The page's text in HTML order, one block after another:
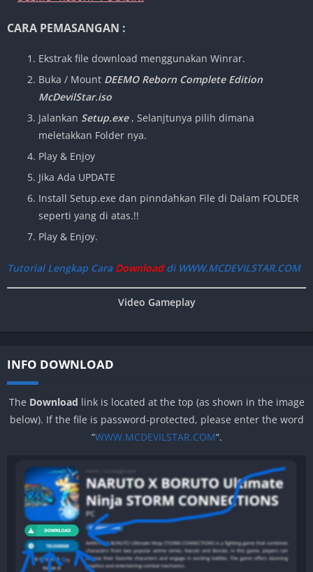
CARA PEMASANGAN :
Ekstrak file download menggunakan Winrar.
Buka / Mount DEEMO Reborn Complete Edition
McDevilStar.iso
Jalankan Setup.exe, Selanjtunya pilih dimana
meletakkan Folder nya.
Play & Enjoy
Jika Ada UPDATE
Install Setup.exe dan pinndahkan File di Dalam FOLDER
seperti yang di atas.!!
Play & Enjoy.
Tutorial Lengkap CaraDownloaddi WWW.MCDEVILSTAR.COM
Video Gameplay
INFO DOWNLOAD
The Download link is located at the top (as shown in the image
below). If the file is password-protected, please enter the word
“WWW.MCDEVILSTAR.COM“.